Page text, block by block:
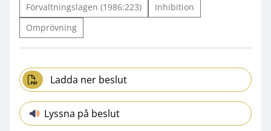
Förvaltningslagen (1986:223)
Inhibition
Omprövning
Ladda ner beslut
Lyssna på beslut